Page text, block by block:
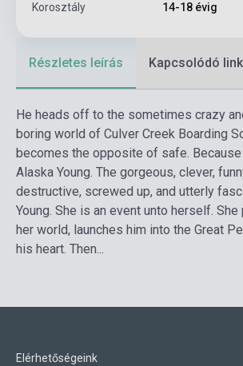
Korosztály 14-18 évig
Részletes leírás Kapcsolódó
He heads off to the sometimes crazy
boring world of Culver Creek Boarding
becomes the opposite of safe.
Alaska Young. The gorgeous, clever,
destructive, screwed up, and utterly
Young. She is an event unto herself.
her world, launches him into the Great
his heart. Then...
Elérhetőségeink